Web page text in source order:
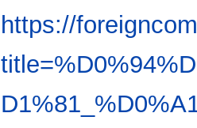
https://